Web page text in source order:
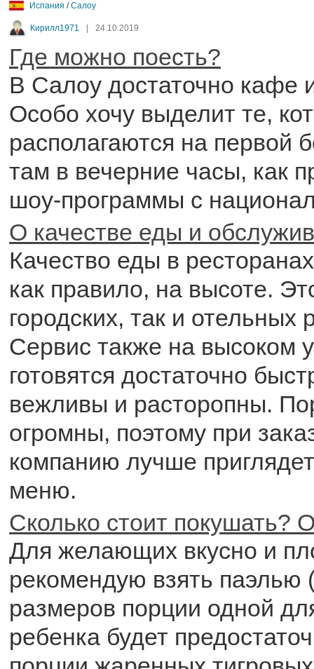
Испания /Салоу
Кирилл1971 24.10.2019
Где можно поесть?
В Салоу достаточно кафе
Особо хочу выделит те,
располагаются на первой
там в вечерние часы, как
шоу-программы с
О качестве еды и
Качество еды в
как правило, на высоте.
городских, так и отельных
Сервис также на высоком
готовятся достаточно
вежливы и расторопны.
огромны, поэтому при
компанию лучше
меню.
Сколько стоит покушать?
Для желающих вкусно и
рекомендую взять паэлью
размеров порции одной
ребенка будет